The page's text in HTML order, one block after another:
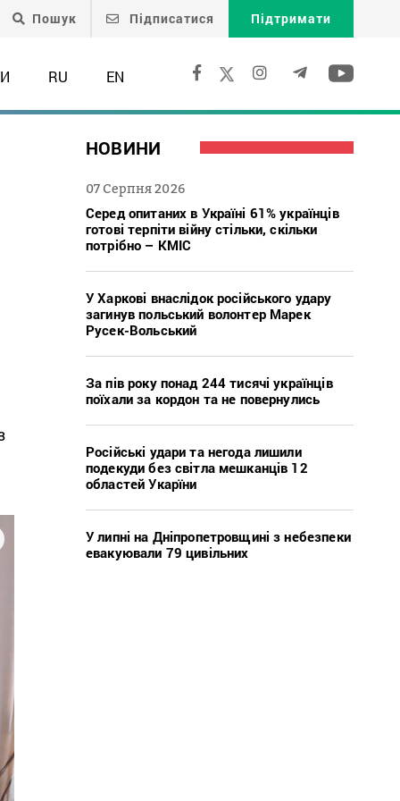
Пошук Підписатися Підтримати
RU EN
НОВИНИ
07 Серпня 2026
Серед опитаних в Україні 61% українців
готові терпіти війну стільки, скільки
потрібно – КМІС
У Харкові внаслідок російського удару
загинув польський волонтер Марек
Русек-Вольський
За пів року понад 244 тисячі українців
поїхали за кордон та не повернулись
Російські удари та негода лишили
подекуди без світла мешканців 12
областей Укарїни
У липні на Дніпропетровщині з небезпеки
евакуювали 79 цивільних